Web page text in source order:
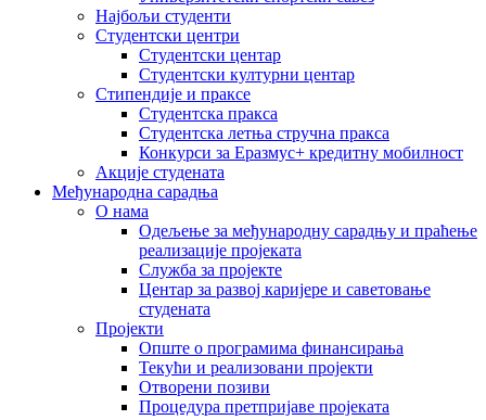
Најбољи студенти
Студентски центри
Студентски центар
Студентски културни центар
Стипендије и праксе
Студентска пракса
Студентска летња стручна пракса
Конкурси за Еразмус+ кредитну мобилност
Акције студената
Међународна сарадња
О нама
Одељење за међународну сарадњу и праћење
реализације пројеката
Служба за пројекте
Центар за развој каријере и саветовање
студената
Пројекти
Опште о програмима финансирања
Текући и реализовани пројекти
Отворени позиви
Процедура претпријаве пројеката